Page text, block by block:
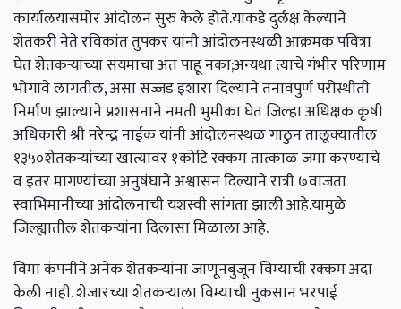
कार्यालयासमोर आंदोलन सुरु केले होते.याकडे दुर्लक्ष केल्याने
शेतकरी नेते रविकांत तुपकर यांनी आंदोलनस्थळी आक्रमक पवित्रा
घेत शेतकऱ्यांच्या संयमाचा अंत पाहू नका;अन्यथा त्याचे गंभीर परिणाम
भोगावे लागतील, असा सज्जड इशारा दिल्याने तनावपुर्ण परीस्थीती
निर्माण झाल्याने प्रशासनाने नमती भुमीका घेत जिल्हा अधिक्षक कृषी
अधिकारी श्री नरेन्द्र नाईक यांनी आंदोलनस्थळ गाठुन तालूक्यातील
१३५०शेतकऱ्यांच्या खात्यावर १कोटि रक्कम तात्काळ जमा करण्याचे
व इतर मागण्यांच्या अनुषंघाने अश्वासन दिल्याने रात्री ७वाजता
स्वाभिमानीच्या आंदोलनाची यशस्वी सांगता झाली आहे.यामुळे
जिल्ह्यातील शेतकऱ्यांना दिलासा मिळाला आहे.
विमा कंपनीने अनेक शेतकऱ्यांना जाणूनबुजून विम्याची रक्कम अदा
केली नाही. शेजारच्या शेतकऱ्याला विम्याची नुकसान भरपाई